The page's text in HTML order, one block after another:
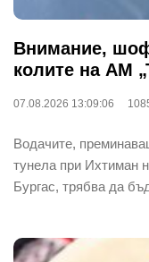
Внимание,
колите на АМ
07.08.2026 13:09:06
Водачите,
тунела при Ихтиман
Бургас, трябва да